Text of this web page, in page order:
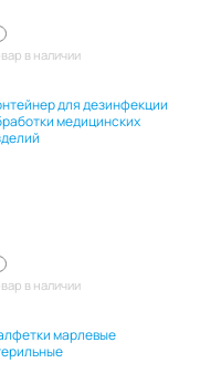
в наличии
для дезинфекции
медицинских
в наличии
марлевые